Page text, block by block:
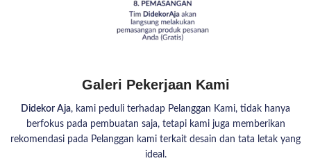
Galeri Pekerjaan Kami
Didekor Aja, kami peduli terhadap Pelanggan Kami, tidak hanya
berfokus pada pembuatan saja, tetapi kami juga memberikan
rekomendasi pada Pelanggan kami terkait desain dan tata letak yang
ideal.